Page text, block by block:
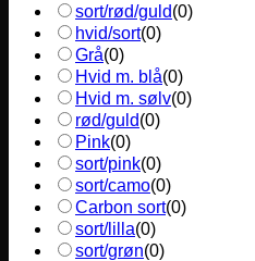
sort/rød/guld(0)
hvid/sort(0)
Grå(0)
Hvid m. blå(0)
Hvid m. sølv(0)
rød/guld(0)
Pink(0)
sort/pink(0)
sort/camo(0)
Carbon sort(0)
sort/lilla(0)
sort/grøn(0)